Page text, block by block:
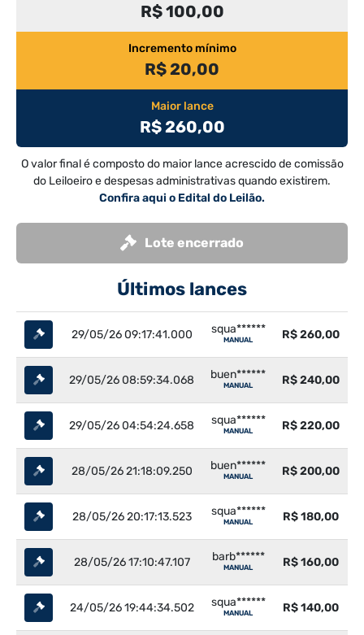
R$ 100,00
Incremento mínimo
R$ 20,00
Maior lance
R$ 260,00
O valor final é composto do maior lance acrescido de comissão
do Leiloeiro e despesas administrativas quando existirem.
Confira aqui o Edital do Leilão.
Lote encerrado
Últimos lances
29/05/26 09:17:41.000 squa******
MANUAL R$ 260,00
29/05/26 08:59:34.068 buen******
MANUAL R$ 240,00
29/05/26 04:54:24.658 squa******
MANUAL R$ 220,00
28/05/26 21:18:09.250 buen******
MANUAL R$ 200,00
28/05/26 20:17:13.523 squa******
MANUAL R$ 180,00
28/05/26 17:10:47.107 barb******
MANUAL R$ 160,00
24/05/26 19:44:34.502 squa******
MANUAL R$ 140,00